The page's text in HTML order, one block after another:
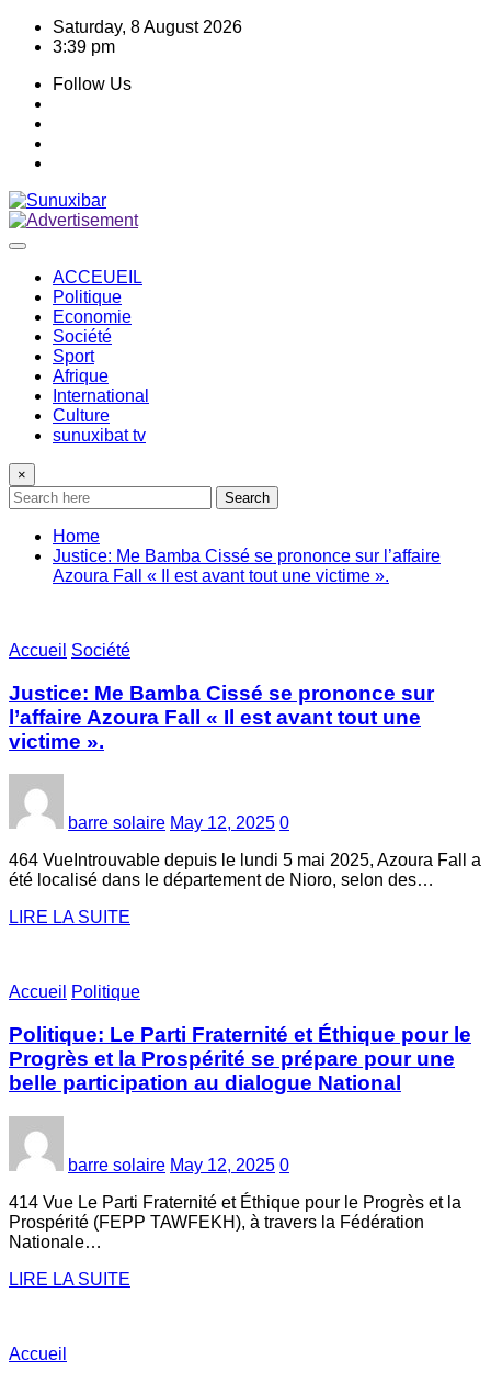
Skip
Saturday, 8 August 2026
3:39 pm
Follow Us
ACCEUEIL
Politique
Economie
Société
Sport
Afrique
International
Culture
sunuxibat tv
×
Search
Home
Justice: Me Bamba Cissé se prononce sur l’affaire
Azoura Fall « Il est avant tout une victime ».
Accueil Société
Justice: Me Bamba Cissé se prononce sur
l’affaire Azoura Fall « Il est avant tout une
victime ».
barre solaire May 12, 2025 0
464 VueIntrouvable depuis le lundi 5 mai 2025, Azoura Fall a
été localisé dans le département de Nioro, selon des…
LIRE LA SUITE
Accueil Politique
Politique: Le Parti Fraternité et Éthique pour le
Progrès et la Prospérité se prépare pour une
belle participation au dialogue National
barre solaire May 12, 2025 0
414 Vue Le Parti Fraternité et Éthique pour le Progrès et la
Prospérité (FEPP TAWFEKH), à travers la Fédération
Nationale…
LIRE LA SUITE
Accueil